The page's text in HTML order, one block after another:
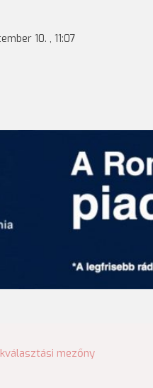
10. , 11:07
mezőny